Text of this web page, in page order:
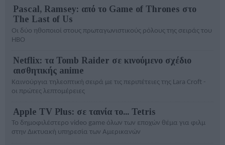
Pascal, Ramsey: από το Game of Thrones στο
The Last of Us
Οι δύο ηθοποιοί στους πρωταγωνιστικούς ρόλους της σειράς του
HBO
Netflix: τα Tomb Raider σε κινούμενο σχέδιο
αισθητικής anime
Καινούργια τηλεοπτική σειρά με τις περιπέτειες της Lara Croft -
οι πρώτες λεπτομέρειες
Apple TV Plus: σε ταινία το... Tetris
To δημoφιλέστερο video game όλων των εποχών θέμα για φιλμ
στην Δικτυακή υπηρεσία των Αμερικανών